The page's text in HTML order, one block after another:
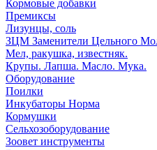
Кормовые добавки
Премиксы
Лизунцы, соль
ЗЦМ Заменители Цельного
Мел, ракушка, известняк.
Крупы. Лапша. Масло. Мука.
Оборудование
Поилки
Инкубаторы Норма
Кормушки
Сельхозоборудование
Зоовет инструменты